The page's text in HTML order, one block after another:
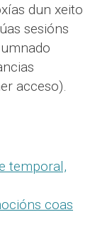
dun xeito
sesións
acceso).
temporal,
coas